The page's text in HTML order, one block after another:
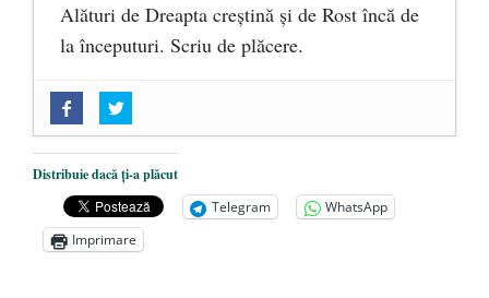
Alături de Dreapta creștină și de Rost încă de
la începuturi. Scriu de plăcere.
„Acum nu e momentul”
O nouă autostradă distruge pădurea
amazoniană, pentru summitul climatic
COP30 - 14 martie 2025
Alegeri controlate
Distribuie dacă ți-a plăcut
Telegram
WhatsApp
Imprimare